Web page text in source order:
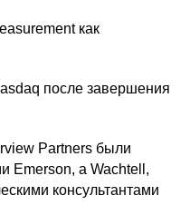
как
после завершения
Partners были
Emerson, а Wachtell,
консультантами